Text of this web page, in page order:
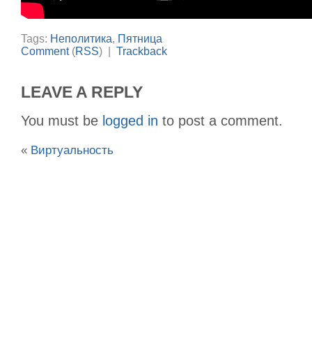
Tags: Неполитика, Пятница
Comment(RSS) | Trackback
LEAVE A REPLY
You must be logged in to post a comment.
« Виртуальность